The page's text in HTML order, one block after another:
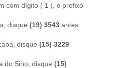
com dígito ( 1 ), o prefixo
disque (19) 3543 antes
disque (15) 3229
do Sino, disque (15)